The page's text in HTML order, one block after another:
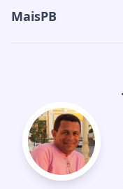
MaisPB